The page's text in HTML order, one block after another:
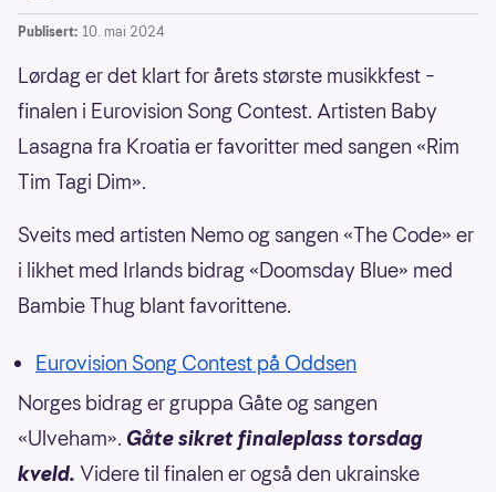
Publisert: 10. mai 2024
Lørdag er det klart for årets største musikkfest –
finalen i Eurovision Song Contest. Artisten Baby
Lasagna fra Kroatia er favoritter med sangen «Rim
Tim Tagi Dim».
Sveits med artisten Nemo og sangen «The Code» er
i likhet med Irlands bidrag «Doomsday Blue» med
Bambie Thug blant favorittene.
Eurovision Song Contest på Oddsen
Norges bidrag er gruppa Gåte og sangen
«Ulveham». Gåte sikret finaleplass torsdag
kveld. Videre til finalen er også den ukrainske